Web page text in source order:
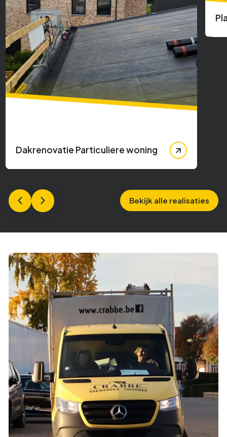
Dakrenovatie Particuliere woning
Bekijk alle realisaties